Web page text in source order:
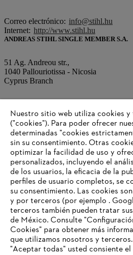
Correo electrónico: info@stihl.hu
Internet: http://www.stihl.hu
ANDREAS STIHL SINGLE MEMBER S.A.
51 Ag. Andreou str.,
1040 Pallouriotissa - Nicosia
Cyprus Branch
Fax: +0035 7 22343487
Correo electrónico: info@stihl.com.cy
Internet:http://www.stihl.com.cy
Información para proveedores
Productos
Contacto
Carrera profesional
Sistema de denuncia de
Nuestro sitio web utiliza cookies
("cookies"). Para poder ofrecer
determinadas "cookies
sin su consentimiento. Otras
optimizar la facilidad de uso y
personalizados, incluyendo el
de los usuarios, la eficacia de la
perfiles de usuario completos, se
su consentimiento. Las cookies
y por terceros (por ejemplo .
terceros también pueden tratar
de México. Consulte
Cookies" para obtener más
que utilizamos nosotros y
"Aceptar todas" usted consiente el